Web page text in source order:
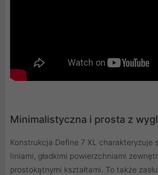
Minimalistyczna i prosta z
Konstrukcja Define 7 XL charakteryzuje
liniami, gładkimi powierzchniami
prostokątnymi kształtami. To także